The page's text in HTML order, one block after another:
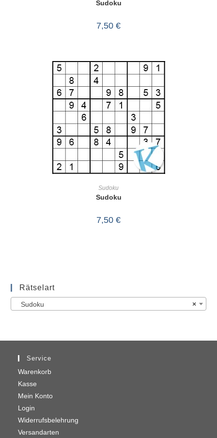
Sudoku
7,50 €
Sudoku
Sudoku
7,50 €
Rätselart
×
Sudoku
Service
Warenkorb
Kasse
Mein Konto
Login
Widerrufsbelehrung
Versandarten